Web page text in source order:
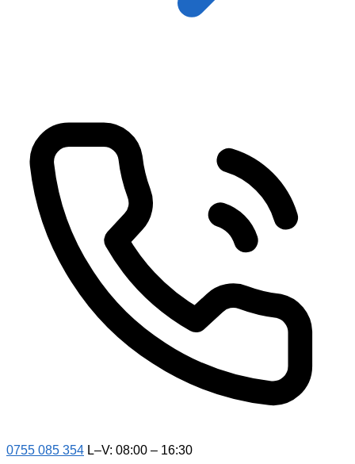
0755 085 354 L–V: 08:00 – 16:30